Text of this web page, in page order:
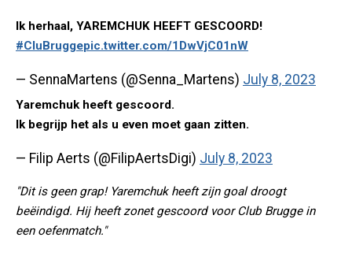
Ik herhaal, YAREMCHUK HEEFT GESCOORD!
#CluBruggepic.twitter.com/1DwVjC01nW
— SennaMartens (@Senna_Martens) July 8, 2023
Yaremchuk heeft gescoord.
Ik begrijp het als u even moet gaan zitten.
— Filip Aerts (@FilipAertsDigi) July 8, 2023
"Dit is geen grap! Yaremchuk heeft zijn goal droogt
beëindigd. Hij heeft zonet gescoord voor Club Brugge in
een oefenmatch."